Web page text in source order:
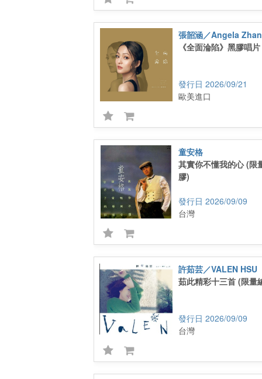
張韶涵／Angela
《全面淪陷》黑膠唱片
2026/09/21
歐美進口
童安格
其實你不懂我的心 (限
膠)
2026/09/09
台灣
許茹芸／VALEN HSU
茹此精彩十三首 (限量
2026/09/09
台灣